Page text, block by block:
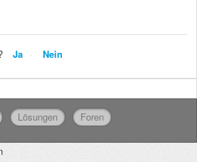
Ja Nein
Lösungen Foren